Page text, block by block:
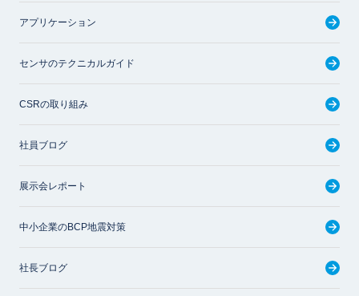
アプリケーション
センサのテクニカルガイド
CSRの取り組み
社員ブログ
展示会レポート
中小企業のBCP地震対策
社長ブログ